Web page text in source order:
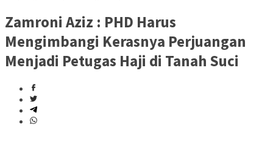
Zamroni Aziz : PHD Harus
Mengimbangi Kerasnya Perjuangan
Menjadi Petugas Haji di Tanah Suci